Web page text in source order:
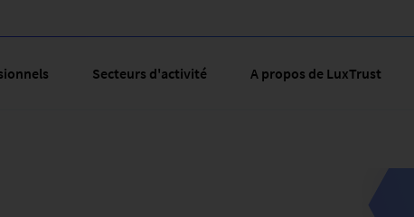
Secteurs d'activité A propos de LuxTrust